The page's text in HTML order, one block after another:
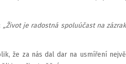
„Život je radostná spoluúčast na
že za nás dal dar na usmíření